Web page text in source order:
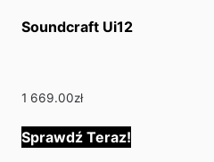
Soundcraft Ui12
1 669.00zł
Sprawdź Teraz!